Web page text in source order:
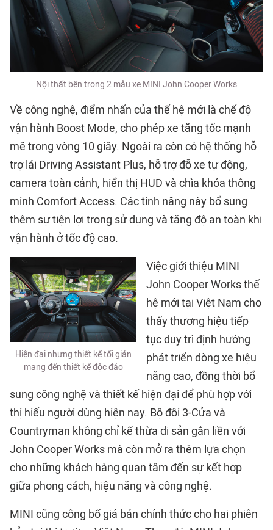
Nội thất bên trong 2 mẫu xe MINI John Cooper Works
Về công nghệ, điểm nhấn của thế hệ mới là chế độ
vận hành Boost Mode, cho phép xe tăng tốc mạnh
mẽ trong vòng 10 giây. Ngoài ra còn có hệ thống hỗ
trợ lái Driving Assistant Plus, hỗ trợ đỗ xe tự động,
camera toàn cảnh, hiển thị HUD và chìa khóa thông
minh Comfort Access. Các tính năng này bổ sung
thêm sự tiện lợi trong sử dụng và tăng độ an toàn khi
vận hành ở tốc độ cao.
Hiện đại nhưng thiết kế tối giản
mang đến thiết kế độc đáo
Việc giới thiệu MINI
John Cooper Works thế
hệ mới tại Việt Nam cho
thấy thương hiệu tiếp
tục duy trì định hướng
phát triển dòng xe hiệu
năng cao, đồng thời bổ
sung công nghệ và thiết kế hiện đại để phù hợp với
thị hiếu người dùng hiện nay. Bộ đôi 3-Cửa và
Countryman không chỉ kế thừa di sản gắn liền với
John Cooper Works mà còn mở ra thêm lựa chọn
cho những khách hàng quan tâm đến sự kết hợp
giữa phong cách, hiệu năng và công nghệ.
MINI cũng công bố giá bán chính thức cho hai phiên